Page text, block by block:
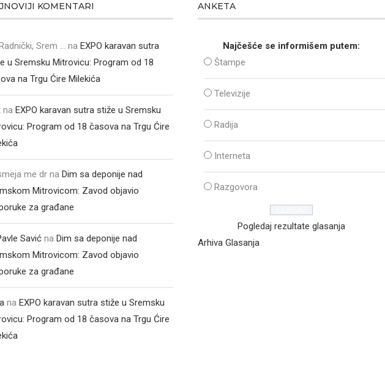
KOMENTARI
Srem ... naEXPO karavan sutra
u Sremsku Mitrovicu: Program od 18
na Trgu Ćire Milekića
naEXPO karavan sutra stiže u Sremsku
Program od 18 časova na Trgu Ćire
me dr naDim sa deponije nad
Mitrovicom: Zavod objavio
za građane
Savić naDim sa deponije nad
Mitrovicom: Zavod objavio
za građane
naEXPO karavan sutra stiže u Sremsku
Program od 18 časova na Trgu Ćire
ANKETA
Najčešće se informišem putem:
Štampe
Televizije
Radija
Interneta
Razgovora
Pogledaj rezultate glasanja
Arhiva Glasanja